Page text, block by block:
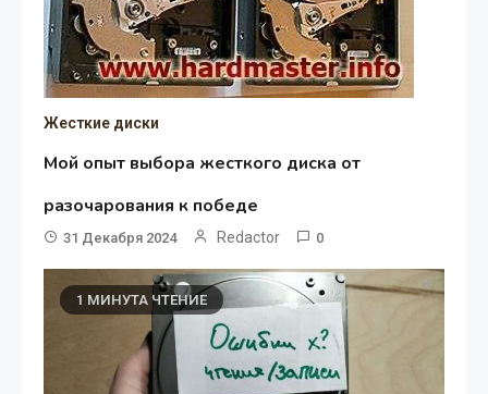
Жесткие диски
Мой опыт выбора жесткого диска от
разочарования к победе
31 Декабря 2024 Redactor 0
1 МИНУТА ЧТЕНИЕ